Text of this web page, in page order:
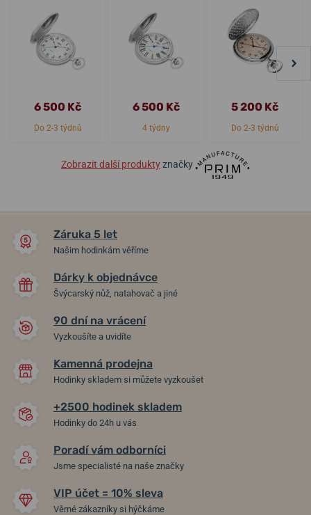
6 500 Kč
Do 2-3 týdnů
6 500 Kč
4 týdny
5 200 Kč
Do 2-3 týdnů
Zobrazit další produktyznačky
Záruka 5 let
Našim hodinkám věříme
Dárky k objednávce
Švýcarský nůž, natahovač a jiné
90 dní na vrácení
Vyzkoušíte a uvidíte
Kamenná prodejna
Hodinky skladem si můžete vyzkoušet
+2500 hodinek skladem
Hodinky do 24h u vás
Poradí vám odborníci
Jsme specialisté na naše značky
VIP účet = 10% sleva
Věrné zákazníky si hýčkáme